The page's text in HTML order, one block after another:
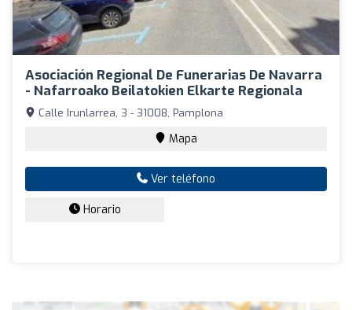
Asociación Regional De Funerarias De Navarra
- Nafarroako Beilatokien Elkarte Regionala
Calle Irunlarrea, 3 - 31008, Pamplona
Mapa
Ver teléfono
Horario